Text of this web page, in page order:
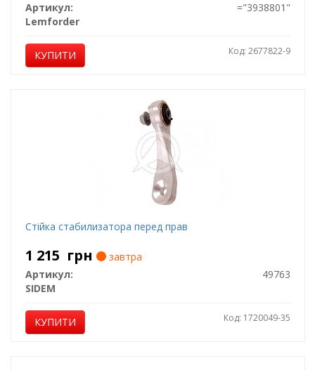
Артикул:
="3938801"
Lemforder
КУПИТИ Код: 2677822-9
Стійка стабилизатора перед прав
1 215 грн
завтра
Артикул:
49763
SIDEM
КУПИТИ Код: 1720049-35